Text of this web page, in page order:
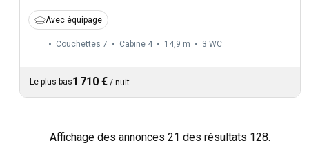
Avec équipage
Couchettes 7 Cabine 4 14,9 m 3 WC
Le plus bas1 710 € / nuit
Affichage des annonces 21 des résultats 128.